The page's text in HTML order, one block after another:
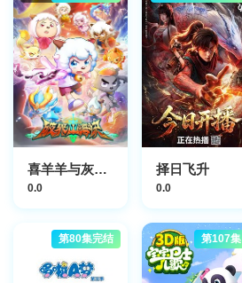
喜羊羊与灰太狼之破界山海诀
0.0
择日飞升
0.0
第80集完结 第107集